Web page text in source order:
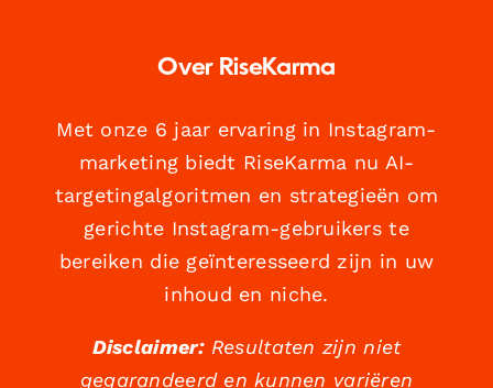
Over RiseKarma
Met onze 6 jaar ervaring in Instagram-
marketing biedt RiseKarma nu AI-
targetingalgoritmen en strategieën om
gerichte Instagram-gebruikers te
bereiken die geïnteresseerd zijn in uw
inhoud en niche.
Disclaimer:Resultaten zijn niet
gegarandeerd en kunnen variëren